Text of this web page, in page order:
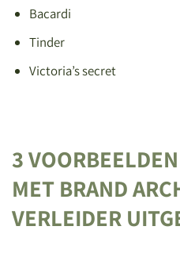
Bacardi
Tinder
Victoria’s secret
3
MET BRAND
VERLEIDER